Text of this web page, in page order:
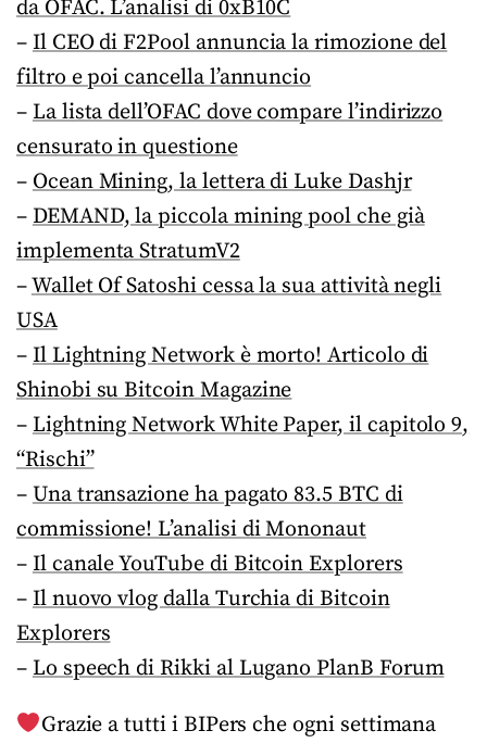
da OFAC. L’analisi di 0xB10C
– Il CEO di F2Pool annuncia la rimozione del
filtro e poi cancella l’annuncio
– La lista dell’OFAC dove compare l’indirizzo
censurato in questione
– Ocean Mining, la lettera di Luke Dashjr
– DEMAND, la piccola mining pool che già
implementa StratumV2
–Wallet Of Satoshi cessa la sua attività negli
USA
– Il Lightning Network è morto! Articolo di
Shinobi su Bitcoin Magazine
– Lightning Network White Paper, il capitolo 9,
“Rischi”
– Una transazione ha pagato 83.5 BTC di
commissione! L’analisi di Mononaut
– Il canale YouTube di Bitcoin Explorers
– Il nuovo vlog dalla Turchia di Bitcoin
Explorers
– Lo speech di Rikki al Lugano PlanB Forum
Grazie a tutti i BIPers che ogni settimana